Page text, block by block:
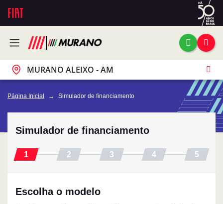
MURANO ALEIXO - AM
Página Inicial Simulador de financiamento
Simulador de financiamento
Escolha o modelo